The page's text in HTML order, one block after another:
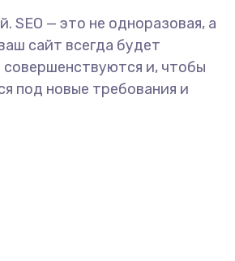
SEO — это не одноразовая, а
сайт всегда будет
и, чтобы
под новые требования и